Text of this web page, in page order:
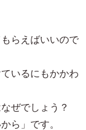
らえばいいので
いるにもかかわ
ぜでしょう？
ら」です。